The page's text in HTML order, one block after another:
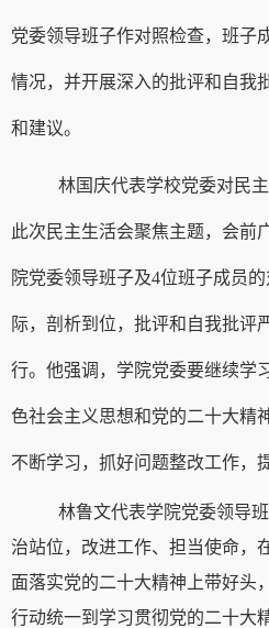
党委领导班子作对照检查，班子
情况，并开展深入的批评和自我
和建议。
林国庆代表学校党委对民
此次民主生活会聚焦主题，会前
院党委领导班子及4位班子成员
际，剖析到位，批评和自我批评
行。他强调，学院党委要继续学
色社会主义思想和党的二十大精
不断学习，抓好问题整改工作，
林鲁文代表学院党委领导
治站位，改进工作、担当使命，
面落实党的二十大精神上带好头
行动统一到学习贯彻党的二十大